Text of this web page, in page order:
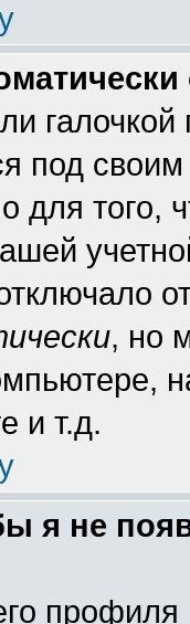
галочкой
под
для того,
, но
и т.д.
я не